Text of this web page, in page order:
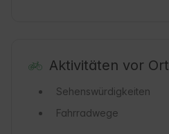
Aktivitäten vor Ort
Sehenswürdigkeiten
Fahrradwege